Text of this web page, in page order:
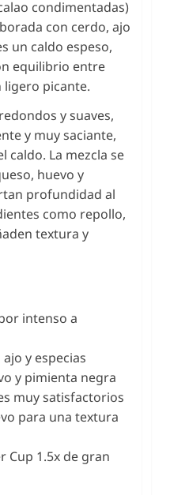
condimentadas)
con cerdo, ajo
un caldo espeso,
equilibrio entre
ligero picante.
y suaves,
y muy saciante,
caldo. La mezcla se
huevo y
profundidad al
como repollo,
textura y
intenso a
y especias
y pimienta negra
muy satisfactorios
para una textura
Cup 1.5x de gran